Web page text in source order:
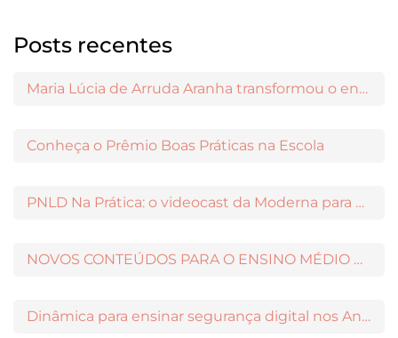
Posts recentes
Maria Lúcia de Arruda Aranha transformou o ensino de Filosofia no Brasil
Conheça o Prêmio Boas Práticas na Escola
PNLD Na Prática: o videocast da Moderna para apoiar a escolha das obras aprovadas
NOVOS CONTEÚDOS PARA O ENSINO MÉDIO DISPONÍVEIS NO MODERNAMIGOS
Dinâmica para ensinar segurança digital nos Anos Iniciais